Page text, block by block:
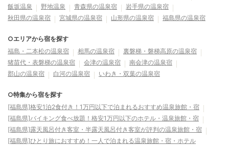
飯坂温泉
野地温泉 青森県の温泉宿
岩手県の温泉宿
秋田県の温泉宿
宮城県の温泉宿 山形県の温泉宿 福島県の温泉宿
○エリアから宿を探す
福島・二本松の温泉宿
相馬の温泉宿
裏磐梯・磐梯高原の温泉宿
猪苗代・表磐梯の温泉宿
会津の温泉宿
南会津の温泉宿
郡山の温泉宿
白河の温泉宿 いわき・双葉の温泉宿
○特集から宿を探す
[福島県]格安1泊2食付き！1万円以下で泊まれるおすすめ温泉旅館・宿
[福島県]バイキング食べ放題！格安1万円以下のホテル・温泉旅館・宿
[福島県]露天風呂付き客室・半露天風呂付き客室が評判の温泉旅館・宿
[福島県]ひとり旅におすすめ！一人で泊まれる温泉旅館・宿・ホテル